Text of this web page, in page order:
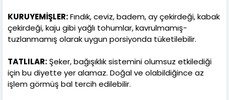
KURUYEMİŞLER:Fındık, ceviz, badem, ay çekirdeği, kabak
çekirdeği, kaju gibi yağlı tohumlar, kavrulmamış-
tuzlanmamış olarak uygun porsiyonda tüketilebilir.
TATLILAR: Şeker, bağışıklık sistemini olumsuz etkilediği
için bu diyette yer alamaz. Doğal ve olabildiğince az
işlem görmüş bal tercih edilebilir.